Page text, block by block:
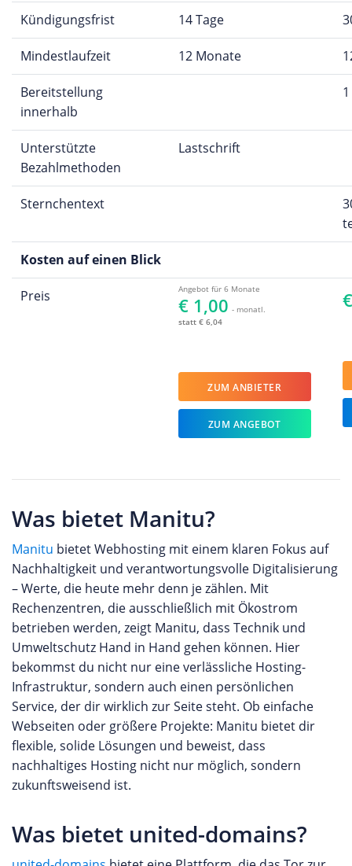
Kündigungsfrist 14 Tage
Mindestlaufzeit 12 Monate
Bereitstellung
innerhalb
Unterstützte
Bezahlmethoden
Lastschrift
Sternchentext
Kosten auf einen Blick
Preis Angebot für 6 Monate
€ 1,00 - monatl.
statt € 6,04
ZUM ANBIETER
ZUM ANGEBOT
Was bietet Manitu?
Manitu bietet Webhosting mit einem klaren Fokus auf
Nachhaltigkeit und verantwortungsvolle Digitalisierung
– Werte, die heute mehr denn je zählen. Mit
Rechenzentren, die ausschließlich mit Ökostrom
betrieben werden, zeigt Manitu, dass Technik und
Umweltschutz Hand in Hand gehen können. Hier
bekommst du nicht nur eine verlässliche Hosting-
Infrastruktur, sondern auch einen persönlichen
Service, der dir wirklich zur Seite steht. Ob einfache
Webseiten oder größere Projekte: Manitu bietet dir
flexible, solide Lösungen und beweist, dass
nachhaltiges Hosting nicht nur möglich, sondern
zukunftsweisend ist.
Was bietet united-domains?